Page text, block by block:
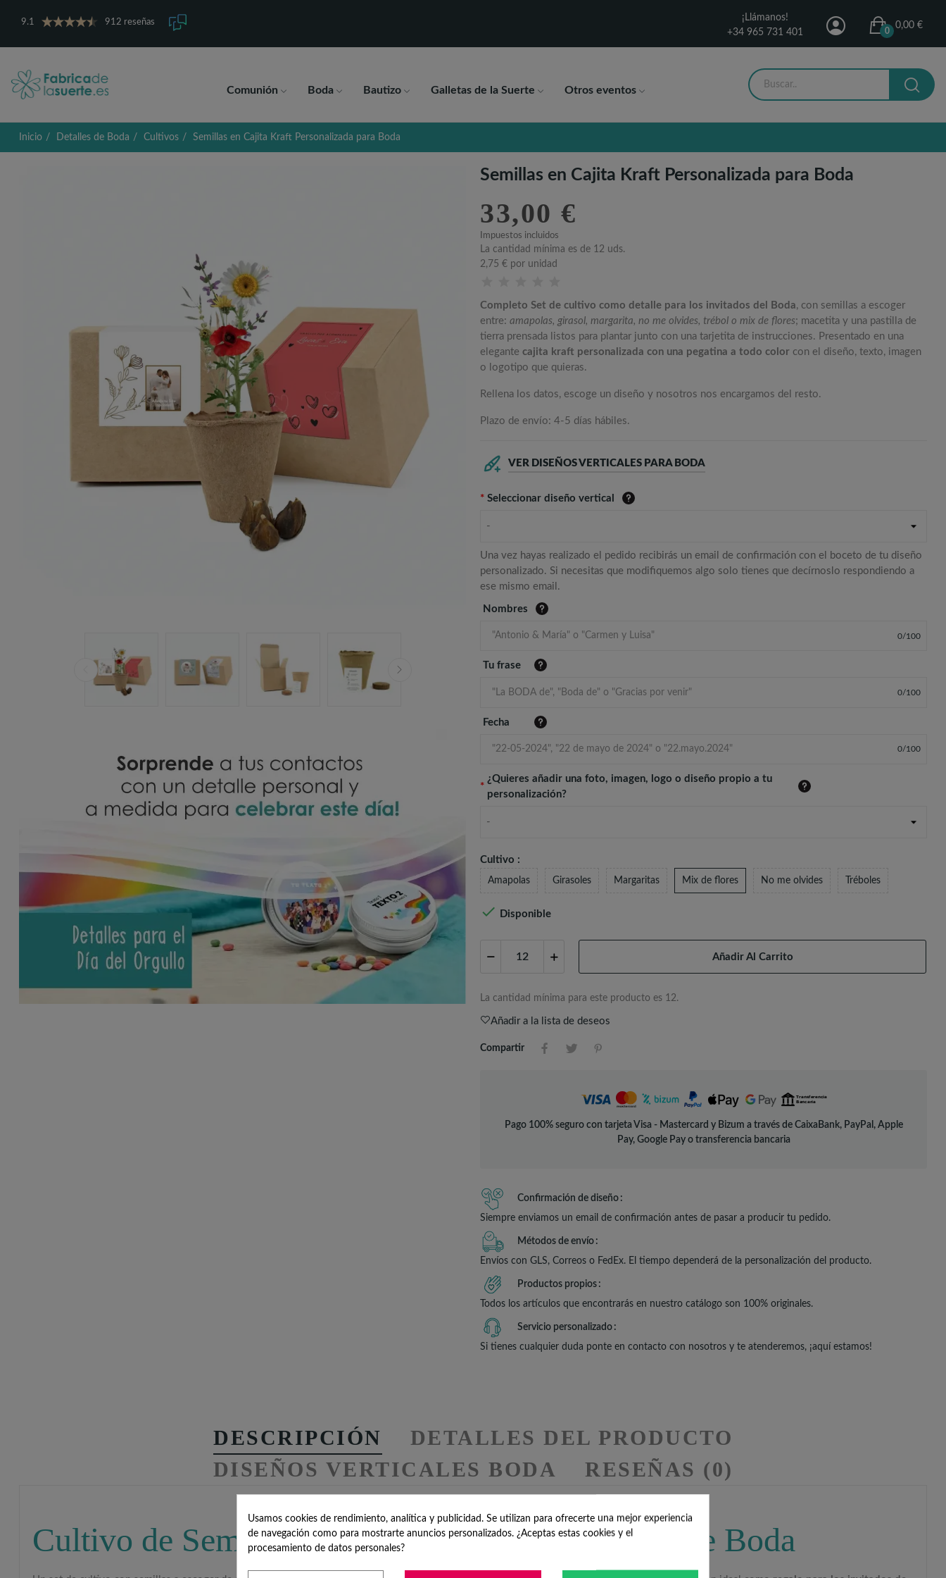
9.1 912 reseñas
¡Llámanos!
+34 965 731 401
0,00 €
0
Comunión Boda Bautizo Galletas de la Suerte Otros eventos
Inicio Detalles de Boda Cultivos Semillas en Cajita Kraft Personalizada para Boda
Semillas en Cajita Kraft Personalizada para Boda
33,00 €
Impuestos incluidos
La cantidad mínima es de 12 uds.
2,75 € por unidad
Completo Set de cultivo como detalle para los invitados del Boda, con semillas a escoger
entre: amapolas, girasol, margarita, no me olvides, trébol o mix de flores; macetita y una pastilla de
tierra prensada listos para plantar junto con una tarjetita de instrucciones. Presentado en una
elegante cajita kraft personalizada con una pegatina a todo color con el diseño, texto, imagen
o logotipo que quieras.
Rellena los datos, escoge un diseño y nosotros nos encargamos del resto.
Plazo de envío: 4-5 días hábiles.
VER DISEÑOS VERTICALES PARA BODA
* Seleccionar diseño vertical
-
Una vez hayas realizado el pedido recibirás un email de confirmación con el boceto de tu diseño
personalizado. Si necesitas que modifiquemos algo solo tienes que decírnoslo respondiendo a
ese mismo email.
Nombres
0/100
Tu frase
0/100
Fecha
0/100
*
¿Quieres añadir una foto, imagen, logo o diseño propio a tu
personalización?
-
Cultivo :
Amapolas Girasoles Margaritas Mix de flores No me olvides Tréboles
 Disponible
Añadir Al Carrito
La cantidad mínima para este producto es 12.
Añadir a la lista de deseos
Compartir
Pago 100% seguro con tarjeta Visa - Mastercard y Bizum a través de CaixaBank, PayPal, Apple
Pay, Google Pay o transferencia bancaria
Confirmación de diseño
Siempre enviamos un email de confirmación antes de pasar a producir tu pedido.
Métodos de envío
Envíos con GLS, Correos o FedEx. El tiempo dependerá de la personalización del producto.
Productos propios
Todos los artículos que encontrarás en nuestro catálogo son 100% originales.
Servicio personalizado
Si tienes cualquier duda ponte en contacto con nosotros y te atenderemos, ¡aquí estamos!
DESCRIPCIÓN
DETALLES DEL PRODUCTO
DISEÑOS VERTICALES BODA
RESEÑAS (0)
Cultivo de Semillas en Cajita Kraft para Detalle de Boda
Usamos cookies de rendimiento, analítica y publicidad. Se utilizan para ofrecerte una mejor experiencia
de navegación como para mostrarte anuncios personalizados. ¿Aceptas estas cookies y el
procesamiento de datos personales?